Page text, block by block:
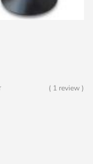
( 1 review )